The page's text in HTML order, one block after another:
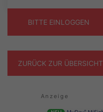
BITTE EINLOGGEN
ZURÜCK ZUR ÜBERSICHT